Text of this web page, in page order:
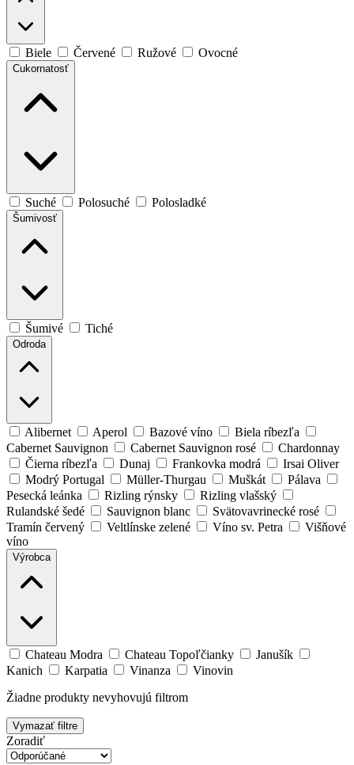
Biele Červené Ružové Ovocné
Cukornatosť
Suché Polosuché Polosladké
Šumivosť
Šumivé Tiché
Odroda
Alibernet Aperol Bazové víno
Biela ríbezľa
Cabernet Sauvignon
Cabernet Sauvignon rosé
Chardonnay
Čierna ríbezľa
Dunaj Frankovka modrá
Irsai Oliver
Modrý Portugal
Müller-Thurgau Muškát
Pálava
Pesecká leánka
Rizling rýnsky
Rizling vlašský
Rulandské šedé
Sauvignon blanc
Svätovavrinecké rosé
Tramín červený
Veltlínske zelené Víno sv. Petra
Višňové
víno
Výrobca
Chateau Modra Chateau Topoľčianky
Janušík
Kanich
Karpatia Vinanza
Vinovin
Žiadne produkty nevyhovujú filtrom
Vymazať filtre
Zoradiť